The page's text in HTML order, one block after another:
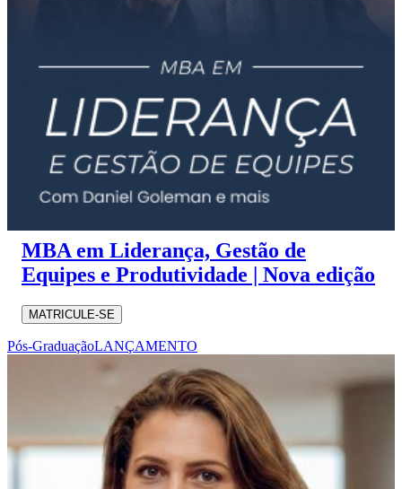
MBA em Liderança, Gestão de
Equipes e Produtividade | Nova edição
MATRICULE-SE
Pós-GraduaçãoLANÇAMENTO